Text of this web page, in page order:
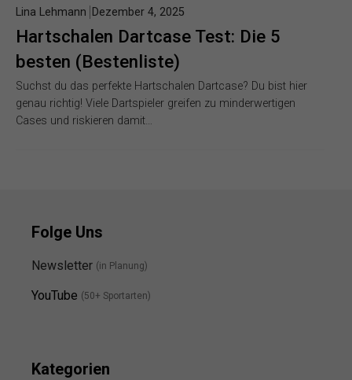
Hartschalen Dartcase Test: Die 5
besten (Bestenliste)
Lina Lehmann Dezember 4, 2025
Suchst du das perfekte Hartschalen Dartcase? Du bist hier
genau richtig! Viele Dartspieler greifen zu minderwertigen
Cases und riskieren damit…
Folge Uns
Newsletter (in Planung)
YouTube (50+ Sportarten)
Kategorien